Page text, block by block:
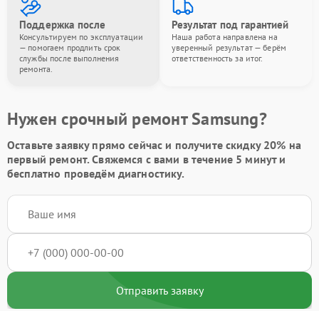
Поддержка после
Консультируем по эксплуатации
— помогаем продлить срок
службы после выполнения
ремонта.
Результат под гарантией
Наша работа направлена на
уверенный результат — берём
ответственность за итог.
Нужен срочный ремонт Samsung?
Оставьте заявкупрямо сейчас и получите скидку 20% на
первый ремонт. Свяжемся с вами в течение 5 минут и
бесплатно проведём диагностику.
Отправить заявку